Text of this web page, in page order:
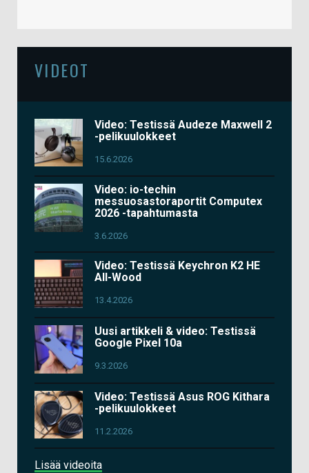
VIDEOT
Video: Testissä Audeze Maxwell 2
-pelikuulokkeet
15.6.2026
Video: io-techin
messuosastoraportit Computex
2026 -tapahtumasta
3.6.2026
Video: Testissä Keychron K2 HE
All-Wood
13.4.2026
Uusi artikkeli & video: Testissä
Google Pixel 10a
9.3.2026
Video: Testissä Asus ROG Kithara
-pelikuulokkeet
11.2.2026
Lisää videoita